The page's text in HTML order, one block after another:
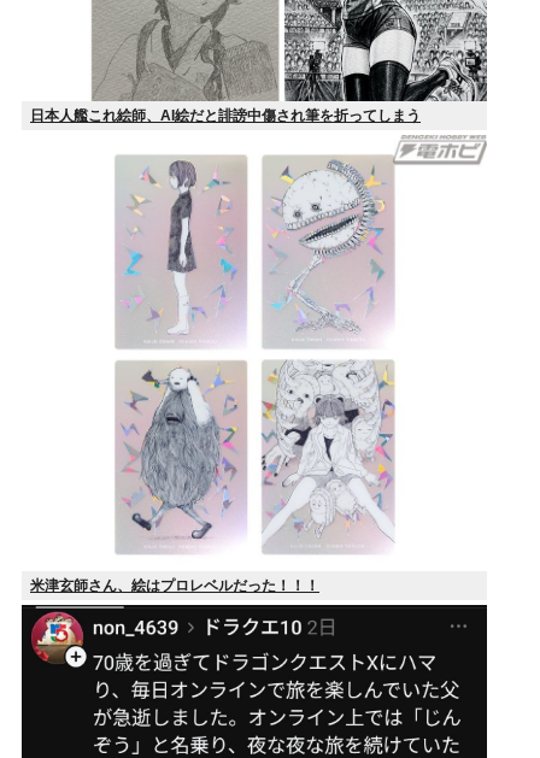
日本人艦これ絵師、AI絵だと誹謗中傷され筆を折ってしまう
米津玄師さん、絵はプロレベルだった！！！